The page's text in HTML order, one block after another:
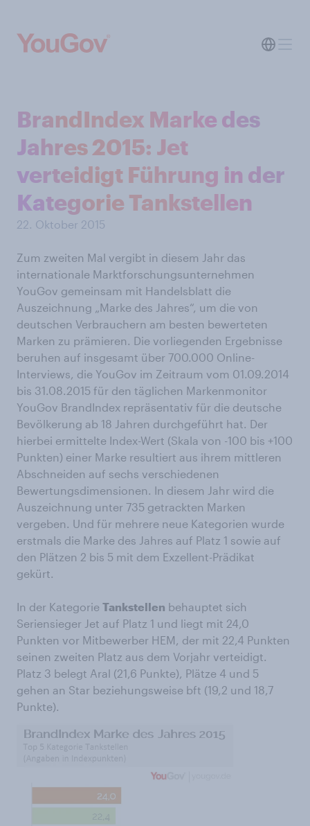
BrandIndex Marke des
Jahres 2015: Jet
verteidigt Führung in der
Kategorie Tankstellen
22. Oktober 2015
Zum zweiten Mal vergibt in diesem Jahr das
internationale Marktforschungsunternehmen
YouGov gemeinsam mit Handelsblatt die
Auszeichnung „Marke des Jahres“, um die von
deutschen Verbrauchern am besten bewerteten
Marken zu prämieren. Die vorliegenden Ergebnisse
beruhen auf insgesamt über 700.000 Online-
Interviews, die YouGov im Zeitraum vom 01.09.2014
bis 31.08.2015 für den täglichen Markenmonitor
YouGov BrandIndex repräsentativ für die deutsche
Bevölkerung ab 18 Jahren durchgeführt hat. Der
hierbei ermittelte Index-Wert (Skala von -100 bis +100
Punkten) einer Marke resultiert aus ihrem mittleren
Abschneiden auf sechs verschiedenen
Bewertungsdimensionen. In diesem Jahr wird die
Auszeichnung unter 735 getrackten Marken
vergeben. Und für mehrere neue Kategorien wurde
erstmals die Marke des Jahres auf Platz 1 sowie auf
den Plätzen 2 bis 5 mit dem Exzellent-Prädikat
gekürt.
In der Kategorie Tankstellen behauptet sich
Seriensieger Jet auf Platz 1 und liegt mit 24,0
Punkten vor Mitbewerber HEM, der mit 22,4 Punkten
seinen zweiten Platz aus dem Vorjahr verteidigt.
Platz 3 belegt Aral (21,6 Punkte), Plätze 4 und 5
gehen an Star beziehungsweise bft (19,2 und 18,7
Punkte).